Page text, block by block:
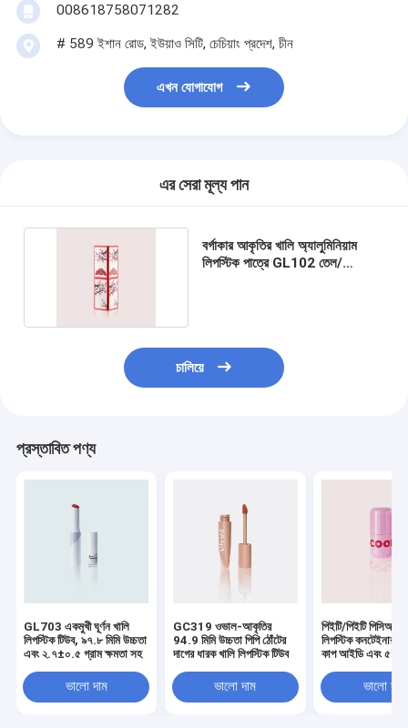
008618758071282
# 589 ইশান রোড, ইউয়াও সিটি, চেচিয়াং প্রদেশ, চীন
এখন যোগাযোগ
এর সেরা মূল্য পান
বর্গাকার আকৃতির খালি অ্যালুমিনিয়াম
লিপস্টিক পাত্রে GL102 তেল/
চালিয়ে
প্রস্তাবিত পণ্য
GL703 একমুখী ঘূর্ণন খালি
লিপস্টিক টিউব, ৯৭.৮ মিমি উচ্চতা
এবং ২.৭±০.৫ গ্রাম ক্ষমতা সহ
ভালো দাম
GC319 ওভাল-আকৃতির
94.9 মিমি উচ্চতা পিপি ঠোঁটের
দাগের ধারক খালি লিপস্টিক টিউব
ভালো দাম
পিইটি/পিইটি পিসিআর
লিপস্টিক কনটেইনার
কাপ আইডি এবং ৫৪.০
লিপস্টিক টিউবভালো দাম